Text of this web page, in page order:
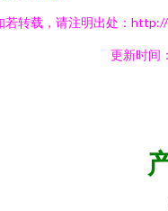
若转载，请注明出处：
更新时间